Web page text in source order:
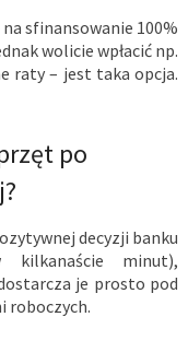
sfinansowanie 100%
wolicie wpłacić np.
raty – jest taka opcja.
po
decyzji banku
kilkanaście minut),
je prosto pod
roboczych.